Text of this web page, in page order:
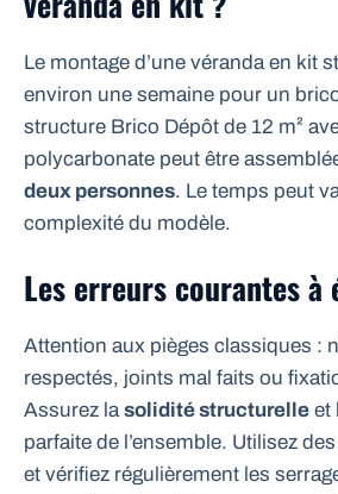
Le montage d’une véranda en kit
environ une semaine pour un
structure Brico Dépôt de 12 m²
polycarbonate peut être
deux personnes. Le temps peut
complexité du modèle.
Les erreurs courantes à
Attention aux pièges classiques :
respectés, joints mal faits ou
Assurez lasolidité structurelle et
parfaite de l’ensemble. Utilisez des
et vérifiez régulièrement les